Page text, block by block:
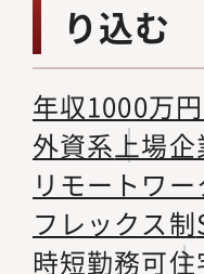
り込む
年収1000万
外資系上場企
リモートワー
フレックス制
時短勤務可住